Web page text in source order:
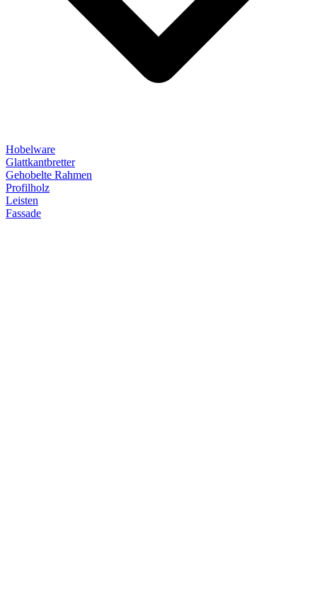
Hobelware
Glattkantbretter
Gehobelte Rahmen
Profilholz
Leisten
Fassade